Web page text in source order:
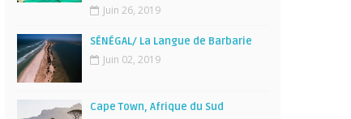
Juin 26, 2019
SÉNÉGAL/ La Langue de Barbarie
Juin 02, 2019
Cape Town, Afrique du Sud